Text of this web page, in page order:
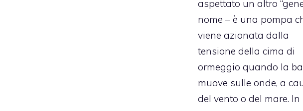
aspettato un altro
nome – è una pompa
viene azionata dalla
tensione della cima di
ormeggio quando la
muove sulle onde, a
del vento o del mare. In